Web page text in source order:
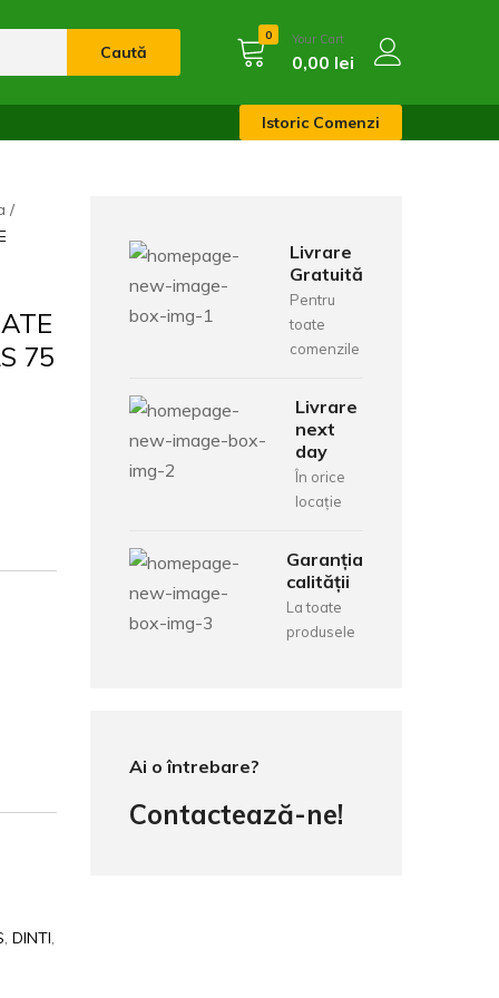
Caută
0 Your Cart
0,00 lei
Istoric Comenzi
75
,DINTI,
Livrare
Gratuită
Pentru
toate
comenzile
Livrare
next
day
În orice
locație
Garanția
calității
La toate
produsele
Ai o întrebare?
Contactează-ne!